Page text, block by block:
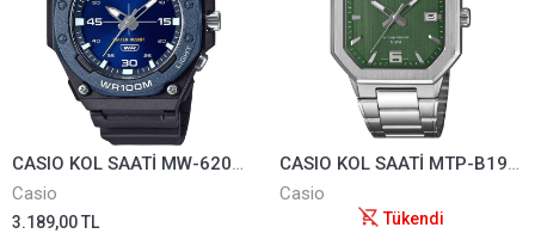
CASIO KOL SAATİ MW-620H-2AVDF
Casio
3.189,00 TL
CASIO KOL SAATİ MTP-B195D-3AVDF
Casio
Tükendi